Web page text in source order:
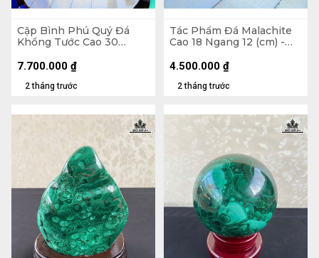
Cặp Bình Phú Quý Đá
Khổng Tước Cao 30
7,5kg
2 tháng trước
7.700.000 ₫
Tác Phẩm Đá Malachite
Cao 18 Ngang 12 (cm) -
2 tháng trước
4.500.000 ₫